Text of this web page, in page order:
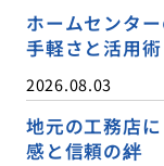
ホームセンタ
手軽さと活用術
2026.08.03
地元の工務店
感と信頼の絆